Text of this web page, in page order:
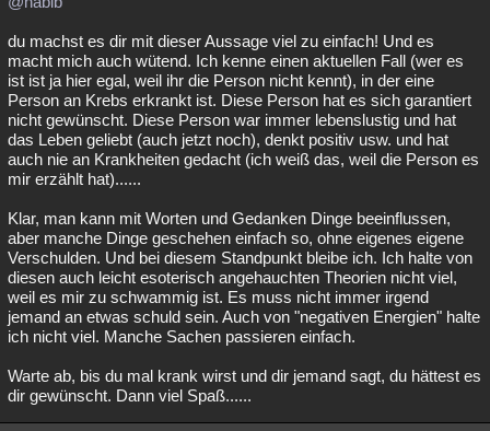
du machst es dir mit dieser Aussage viel zu einfach! Und es
macht mich auch wütend. Ich kenne einen aktuellen Fall (wer es
ist ist ja hier egal, weil ihr die Person nicht kennt), in der eine
Person an Krebs erkrankt ist. Diese Person hat es sich garantiert
nicht gewünscht. Diese Person war immer lebenslustig und hat
das Leben geliebt (auch jetzt noch), denkt positiv usw. und hat
auch nie an Krankheiten gedacht (ich weiß das, weil die Person es
mir erzählt hat)......
Klar, man kann mit Worten und Gedanken Dinge beeinflussen,
aber manche Dinge geschehen einfach so, ohne eigenes eigene
Verschulden. Und bei diesem Standpunkt bleibe ich. Ich halte von
diesen auch leicht esoterisch angehauchten Theorien nicht viel,
weil es mir zu schwammig ist. Es muss nicht immer irgend
jemand an etwas schuld sein. Auch von "negativen Energien" halte
ich nicht viel. Manche Sachen passieren einfach.
Warte ab, bis du mal krank wirst und dir jemand sagt, du hättest es
dir gewünscht. Dann viel Spaß......